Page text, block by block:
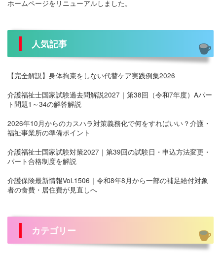
ホームページをリニューアルしました。
人気記事
【完全解説】身体拘束をしない代替ケア実践例集2026
介護福祉士国家試験過去問解説2027｜第38回（令和7年度）Aパー
ト問題1～34の解答解説
2026年10月からのカスハラ対策義務化で何をすればいい？介護・
福祉事業所の準備ポイント
介護福祉士国家試験対策2027｜第39回の試験日・申込方法変更・
パート合格制度を解説
介護保険最新情報Vol.1506｜令和8年8月から一部の補足給付対象
者の食費・居住費が見直しへ
カテゴリー